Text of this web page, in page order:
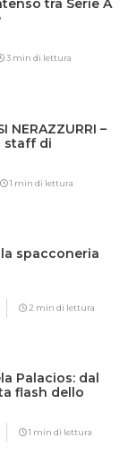
tra Serie A
3 min di lettura
NERAZZURRI –
staff di
1 min di lettura
spacconeria
2 min di lettura
Palacios: dal
flash dello
1 min di lettura